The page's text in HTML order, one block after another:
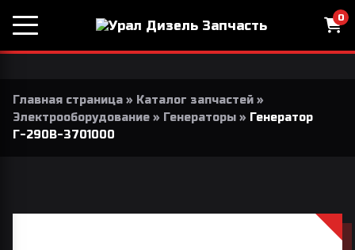
0
Главная страница » Каталог запчастей »
Электрооборудование » Генераторы » Генератор
Г-290В-3701000